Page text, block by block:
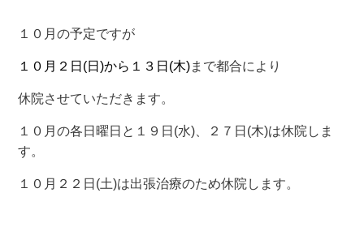
１０月の予定ですが
１０月２日(日)から１３日(木)まで都合により
休院させていただきます。
１０月の各日曜日と１９日(水)、２７日(木)は休院しま
す。
１０月２２日(土)は出張治療のため休院します。